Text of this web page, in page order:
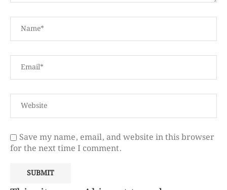
Save my name, email, and website in this browser
for the next time I comment.